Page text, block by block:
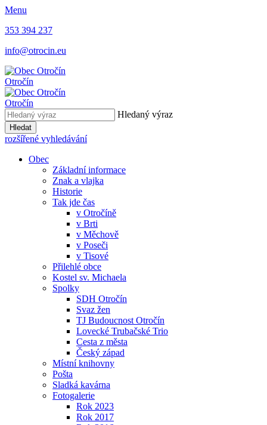
Menu
353 394 237
info@otrocin.eu
Otročín
Otročín
Hledaný výraz
Hledat
rozšířené vyhledávání
Obec
Základní informace
Znak a vlajka
Historie
Tak jde čas
v Otročíně
v Brti
v Měchově
v Poseči
v Tisové
Přilehlé obce
Kostel sv. Michaela
Spolky
SDH Otročín
Svaz žen
TJ Budoucnost Otročín
Lovecké Trubačské Trio
Cesta z města
Český západ
Místní knihovny
Pošta
Sladká kavárna
Fotogalerie
Rok 2023
Rok 2017